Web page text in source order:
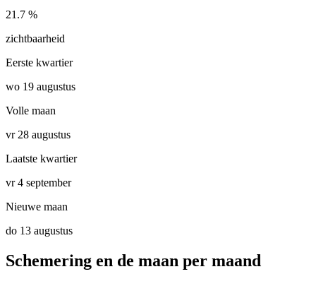
21.7 %
zichtbaarheid
Eerste kwartier
wo 19 augustus
Volle maan
vr 28 augustus
Laatste kwartier
vr 4 september
Nieuwe maan
do 13 augustus
Schemering en de maan per maand